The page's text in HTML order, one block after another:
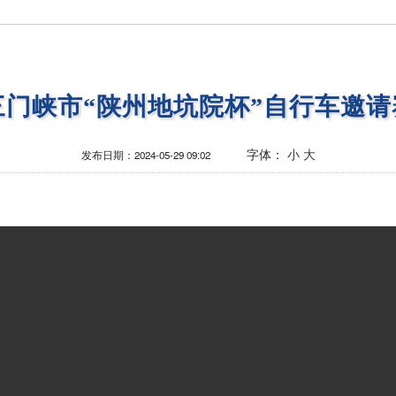
门峡市“陕州地坑院杯”自行车邀
发布日期： 2024-05-29 09:02 字体： 小 大